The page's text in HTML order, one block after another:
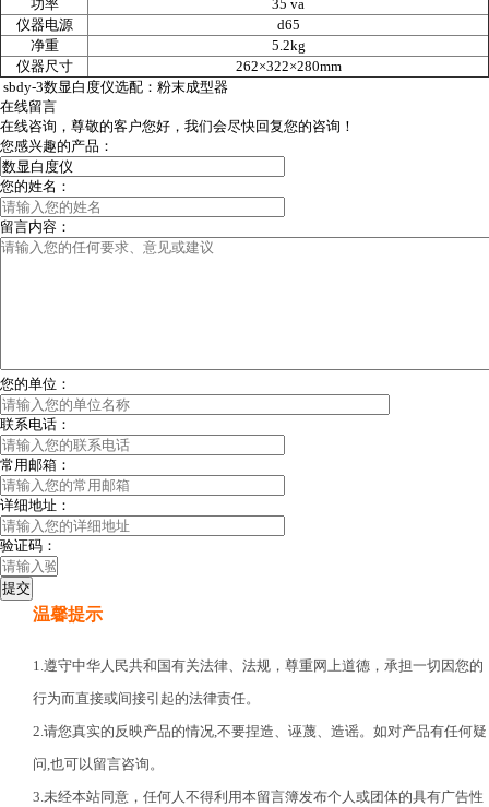
功率 35 va
仪器电源
d65
净重
5.2kg
仪器尺寸
262×322×280mm
sbdy-3数显白度仪选配：粉末成型器
在线留言
在线咨询，尊敬的客户您好，我们会尽快回复您的咨询！
您感兴趣的产品：
您的姓名：
留言内容：
您的单位：
联系电话：
常用邮箱：
详细地址：
验证码：
温馨提示
1.遵守中华人民共和国有关法律、法规，尊重网上道德，承担一切因您的
行为而直接或间接引起的法律责任。
2.请您真实的反映产品的情况,不要捏造、诬蔑、造谣。如对产品有任何疑
问,也可以留言咨询。
3.未经本站同意，任何人不得利用本留言簿发布个人或团体的具有广告性